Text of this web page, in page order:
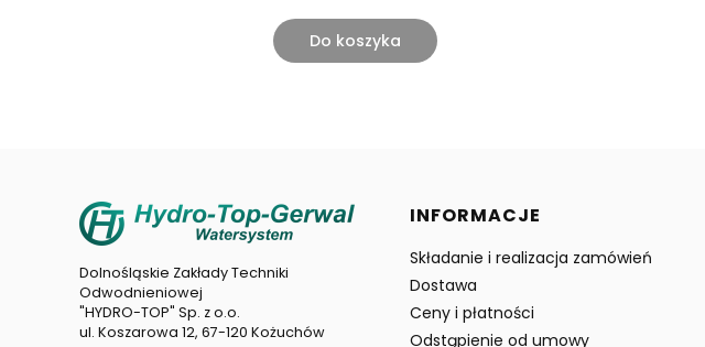
Do koszyka
Dolnośląskie Zakłady Techniki
Odwodnieniowej
"HYDRO-TOP" Sp. z o.o.
ul. Koszarowa 12, 67-120 Kożuchów
Linki w stopce
INFORMACJE
Składanie i realizacja zamówień
Dostawa
Ceny i płatności
Odstąpienie od umowy